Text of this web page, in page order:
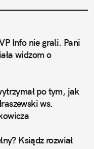
Info nie grali. Pani
widzom o
po tym, jak
ws.
Ksiądz rozwiał